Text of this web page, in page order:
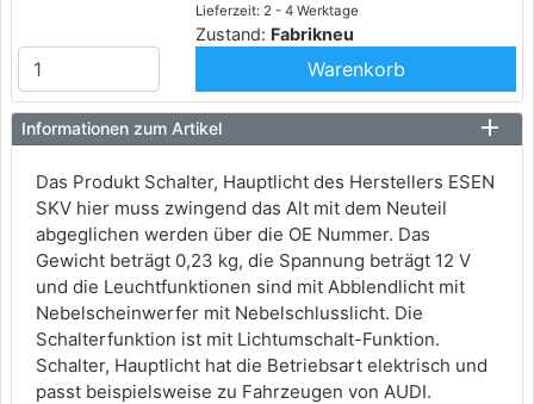
Lieferzeit: 2 - 4 Werktage
Zustand: Fabrikneu
Warenkorb
Informationen zum Artikel
Das Produkt Schalter, Hauptlicht des Herstellers ESEN
SKV hier muss zwingend das Alt mit dem Neuteil
abgeglichen werden über die OE Nummer. Das
Gewicht beträgt 0,23 kg, die Spannung beträgt 12 V
und die Leuchtfunktionen sind mit Abblendlicht mit
Nebelscheinwerfer mit Nebelschlusslicht. Die
Schalterfunktion ist mit Lichtumschalt-Funktion.
Schalter, Hauptlicht hat die Betriebsart elektrisch und
passt beispielsweise zu Fahrzeugen von AUDI.